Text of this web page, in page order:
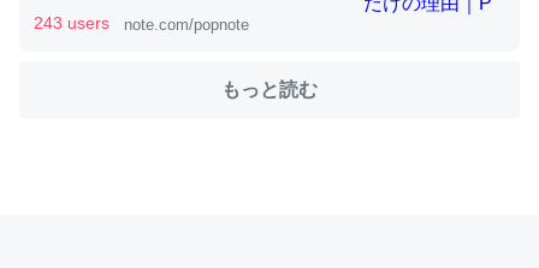
ウチもEchoを実家に置いて４年。でたまに覗いてる。ぼ
ちぼちRingも置こうかと画策中。あと、Googleマップで
243 users note.com/popnote
もっと読む